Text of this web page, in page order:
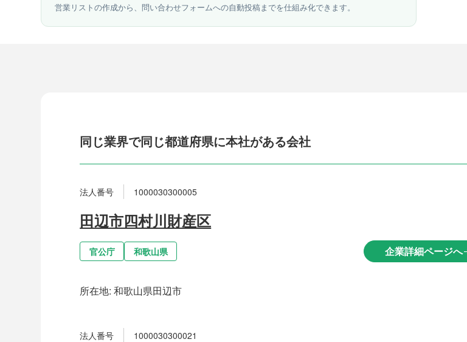
営業リストの作成から、問い合わせフォームへの自動投稿までを仕組み化できます。
同じ業界で同じ都道府県に本社がある会社
法人番号 1000030300005
田辺市四村川財産区
官公庁 和歌山県 企業詳細ページへ
所在地:和歌山県田辺市
法人番号 1000030300021